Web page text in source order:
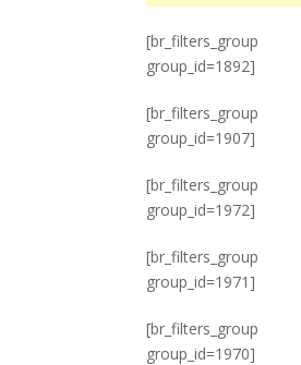
[br_filters_group
group_id=1892]
[br_filters_group
group_id=1907]
[br_filters_group
group_id=1972]
[br_filters_group
group_id=1971]
[br_filters_group
group_id=1970]